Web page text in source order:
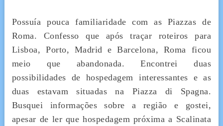
Possuía pouca familiaridade com as Piazzas de
Roma. Confesso que após traçar roteiros para
Lisboa, Porto, Madrid e Barcelona, Roma ficou
meio que abandonada. Encontrei duas
possibilidades de hospedagem interessantes e as
duas estavam situadas na Piazza di Spagna.
Busquei informações sobre a região e gostei,
apesar de ler que hospedagem próxima a Scalinata